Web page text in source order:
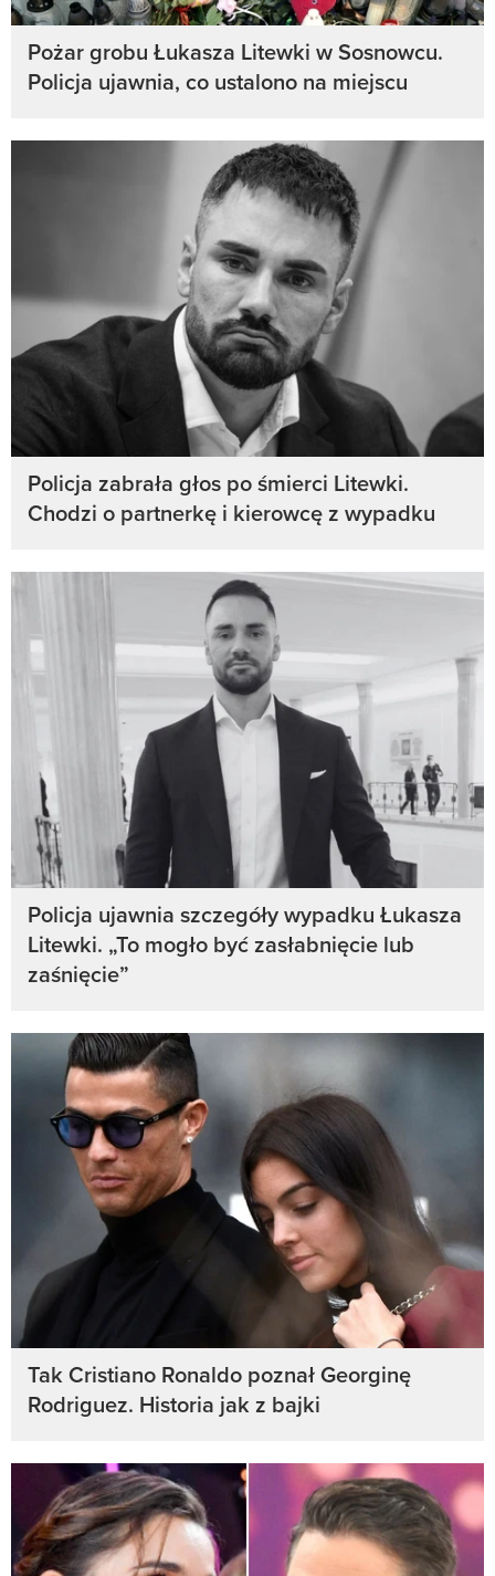
Pożar grobu Łukasza Litewki w Sosnowcu.
Policja ujawnia, co ustalono na miejscu
Policja zabrała głos po śmierci Litewki.
Chodzi o partnerkę i kierowcę z wypadku
Policja ujawnia szczegóły wypadku Łukasza
Litewki. „To mogło być zasłabnięcie lub
zaśnięcie”
Tak Cristiano Ronaldo poznał Georginę
Rodriguez. Historia jak z bajki